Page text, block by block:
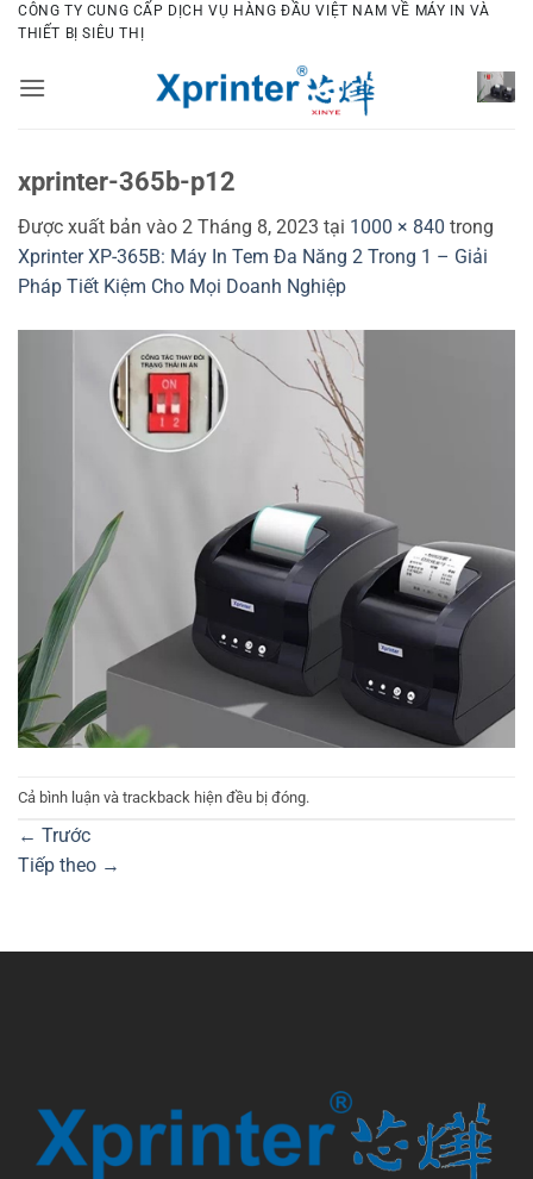
Bỏ
qua
dung
CÔNG TY CUNG CẤP DỊCH VỤ HÀNG ĐẦU VIỆT NAM VỀ MÁY IN VÀ
THIẾT BỊ SIÊU THỊ
xprinter-365b-p12
Được xuất bản vào 2 Tháng 8, 2023 tại 1000 × 840 trong
Xprinter XP-365B: Máy In Tem Đa Năng 2 Trong 1 – Giải
Pháp Tiết Kiệm Cho Mọi Doanh Nghiệp
Cả bình luận và trackback hiện đều bị đóng.
← Trước
Tiếp theo →